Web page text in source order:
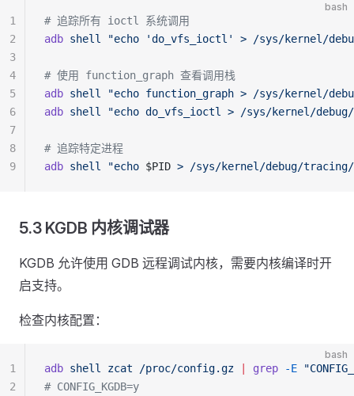
bash
# 追踪所有 ioctl 系统调用
adb shell "echo 'do_vfs_ioctl' > /sys/kernel/
# 使用 function_graph 查看调用栈
adb shell
"echo function_graph > /sys/kernel/
adb shell "echo do_vfs_ioctl > /sys/kernel/
# 追踪特定进程
adb shell "echo $PID > /sys/kernel/debug/
1
2
3
4
5
6
7
8
9
5.3 KGDB 内核调试器
KGDB 允许使用 GDB 远程调试内核，需要内核编译时开
启支持。
检查内核配置：
bash
adb shell zcat /proc/config.gz grep -E
# CONFIG_KGDB=y
1
2